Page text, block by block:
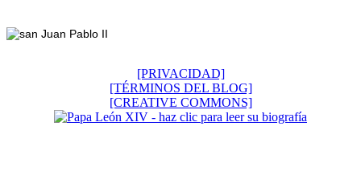
[PRIVACIDAD]
[TÉRMINOS DEL BLOG]
[CREATIVE COMMONS]